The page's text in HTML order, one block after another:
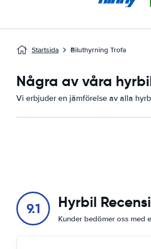
Startsida Biluthyrning Trofa
Några av våra
Vi erbjuder en jämförelse av alla
9.1 Hyrbil
Kunder bedömer oss med